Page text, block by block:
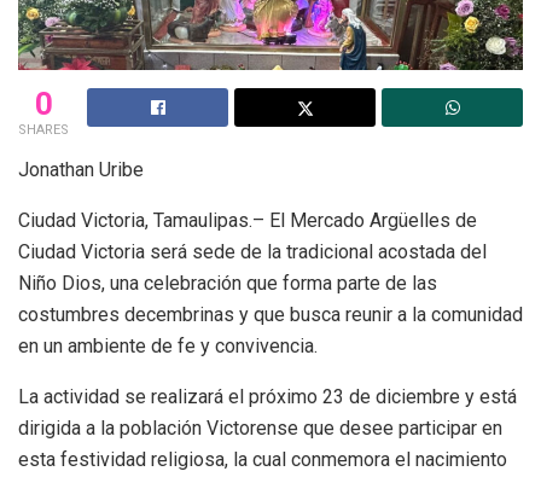
0
SHARES
Jonathan Uribe
Ciudad Victoria, Tamaulipas.– El Mercado Argüelles de
Ciudad Victoria será sede de la tradicional acostada del
Niño Dios, una celebración que forma parte de las
costumbres decembrinas y que busca reunir a la comunidad
en un ambiente de fe y convivencia.
La actividad se realizará el próximo 23 de diciembre y está
dirigida a la población Victorense que desee participar en
esta festividad religiosa, la cual conmemora el nacimiento